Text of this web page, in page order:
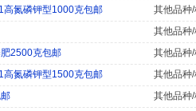
氮磷钾型1000克包邮
其他品种
其他品种
2500克包邮
其他品种
氮磷钾型1500克包邮
其他品种
其他品种